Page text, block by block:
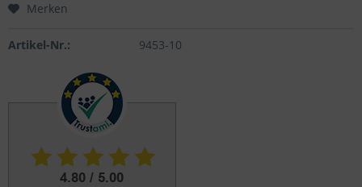
Merken
Artikel-Nr.: 9453-10